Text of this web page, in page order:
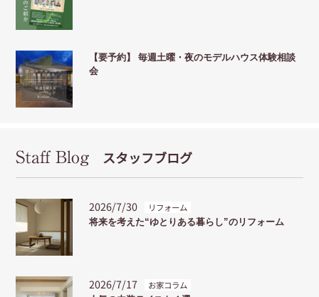
【要予約】 毎週土曜・夜のモデルハウス体験相談
会
Staff Blog スタッフブログ
2026/7/30 リフォーム
将来を考えた“ゆとりある暮らし”のリフォーム
2026/7/17 お家コラム